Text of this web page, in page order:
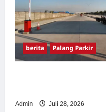
berita Palang Parkir
Admin Juli 28, 2026